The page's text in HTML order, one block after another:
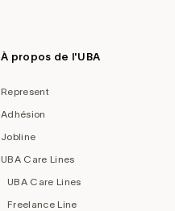
À propos de l'UBA
Represent
Adhésion
Jobline
UBA Care Lines
UBA Care Lines
Freelance Line